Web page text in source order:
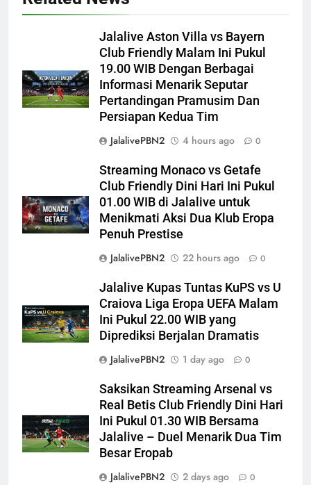
Jalalive Aston Villa vs Bayern
Club Friendly Malam Ini Pukul
19.00 WIB Dengan Berbagai
Informasi Menarik Seputar
Pertandingan Pramusim Dan
Persiapan Kedua Tim
JalalivePBN2
4 hours ago 0
Streaming Monaco vs Getafe
Club Friendly Dini Hari Ini Pukul
01.00 WIB di Jalalive untuk
Menikmati Aksi Dua Klub Eropa
Penuh Prestise
JalalivePBN2
22 hours ago 0
Jalalive Kupas Tuntas KuPS vs U
Craiova Liga Eropa UEFA Malam
Ini Pukul 22.00 WIB yang
Diprediksi Berjalan Dramatis
JalalivePBN2
1 day ago 0
Saksikan Streaming Arsenal vs
Real Betis Club Friendly Dini Hari
Ini Pukul 01.30 WIB Bersama
Jalalive – Duel Menarik Dua Tim
Besar Eropab
JalalivePBN2
2 days ago 0